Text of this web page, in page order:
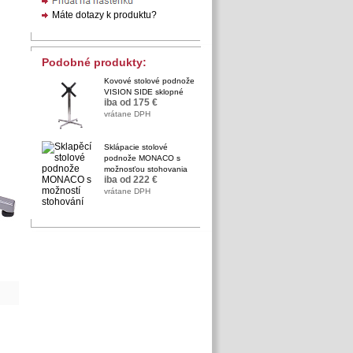
Podobné produkty:
Kovové stolové podnože
VISION SIDE sklopné
iba od 175 €
vrátane DPH
Sklápacie stolové
podnože MONACO s
možnosťou stohovania
iba od 222 €
vrátane DPH